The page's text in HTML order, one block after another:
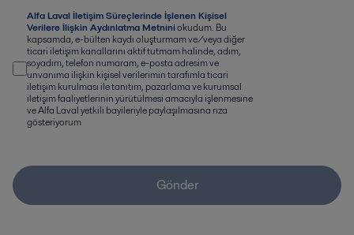
Alfa Laval İletişim Süreçlerinde İşlenen Kişisel
Verilere İlişkin Aydınlatma Metniniokudum. Bu
kapsamda, e-bülten kaydı oluşturmam ve/veya diğer
ticari iletişim kanallarını aktif tutmam halinde, adım,
soyadım, telefon numaram, e-posta adresim ve
unvanıma ilişkin kişisel verilerimin tarafımla ticari
iletişim kurulması ile tanıtım, pazarlama ve kurumsal
iletişim faaliyetlerinin yürütülmesi amacıyla işlenmesine
ve Alfa Laval yetkili bayileriyle paylaşılmasına rıza
gösteriyorum
Gönder